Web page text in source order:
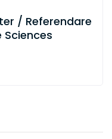
/ Referendare